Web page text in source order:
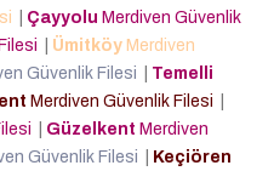
Çayyolu Merdiven Güvenlik
Ümitköy Merdiven
Güvenlik Filesi
Temelli
Merdiven Güvenlik Filesi
Güzelkent Merdiven
Güvenlik Filesi
Keçiören